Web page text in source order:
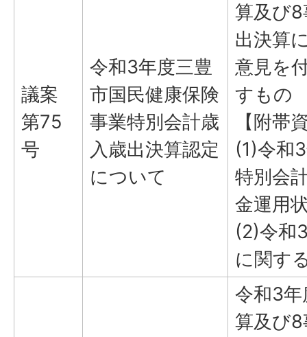
議案
第75
号
令和3年度三豊
市国民健康保険
事業特別会計歳
入歳出決算認定
について
算及び
出決算
意見を
すもの
【附帯
(1)令和
特別会
金運用
(2)令和
に関す
令和3年
算及び